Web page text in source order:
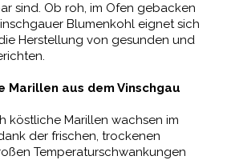
sind. Ob roh, im Ofen gebacken
Blumenkohl eignet sich
Herstellung von gesunden und
Marillen aus dem Vinschgau
köstliche Marillen wachsen im
der frischen, trockenen
Temperaturschwankungen